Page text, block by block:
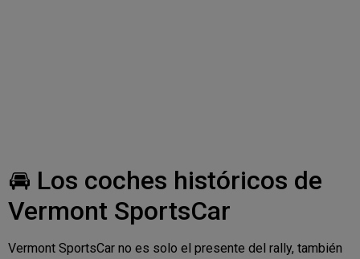
🚘 Los coches históricos de
Vermont SportsCar
Vermont SportsCar no es solo el presente del rally, también